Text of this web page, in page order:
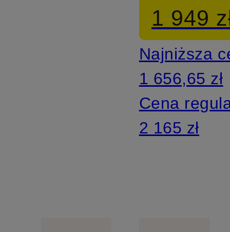
1 949
Najniższa
1 656,65 zł
Cena
2 165 zł